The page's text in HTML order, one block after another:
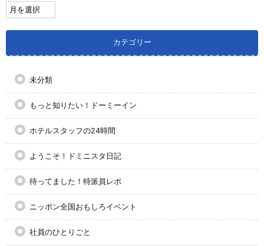
カテゴリー
未分類
もっと知りたい！ドーミーイン
ホテルスタッフの24時間
ようこそ！ドミニスタ日記
待ってました！特派員レポ
ニッポン全国おもしろイベント
社員のひとりごと